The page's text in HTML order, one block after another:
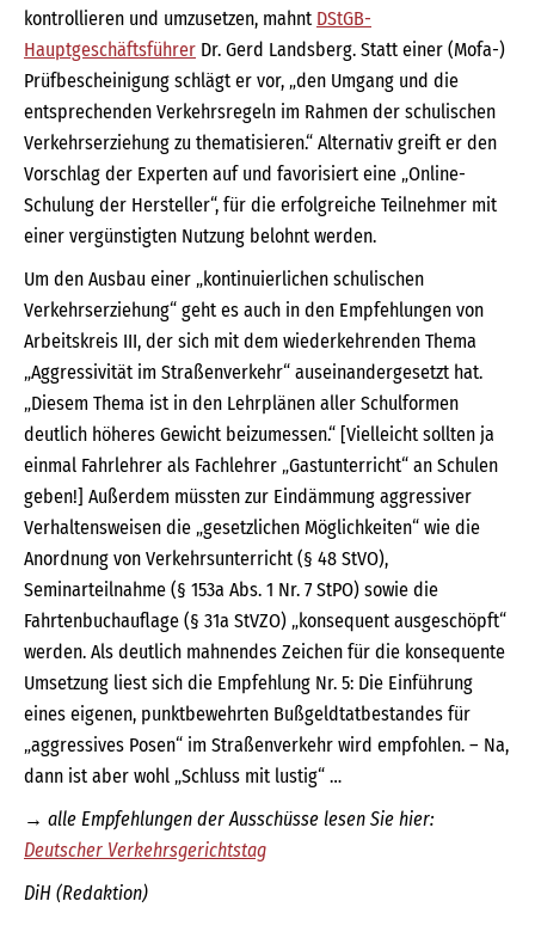
kontrollieren und umzusetzen, mahnt DStGB-
Hauptgeschäftsführer Dr. Gerd Landsberg. Statt einer (Mofa-)
Prüfbescheinigung schlägt er vor, „den Umgang und die
entsprechenden Verkehrsregeln im Rahmen der schulischen
Verkehrserziehung zu thematisieren.“ Alternativ greift er den
Vorschlag der Experten auf und favorisiert eine „Online-
Schulung der Hersteller“, für die erfolgreiche Teilnehmer mit
einer vergünstigten Nutzung belohnt werden.
Um den Ausbau einer „kontinuierlichen schulischen
Verkehrserziehung“ geht es auch in den Empfehlungen von
Arbeitskreis III, der sich mit dem wiederkehrenden Thema
„Aggressivität im Straßenverkehr“ auseinandergesetzt hat.
„Diesem Thema ist in den Lehrplänen aller Schulformen
deutlich höheres Gewicht beizumessen.“ [Vielleicht sollten ja
einmal Fahrlehrer als Fachlehrer „Gastunterricht“ an Schulen
geben!] Außerdem müssten zur Eindämmung aggressiver
Verhaltensweisen die „gesetzlichen Möglichkeiten“ wie die
Anordnung von Verkehrsunterricht (§ 48 StVO),
Seminarteilnahme (§ 153a Abs. 1 Nr. 7 StPO) sowie die
Fahrtenbuchauflage (§ 31a StVZO) „konsequent ausgeschöpft“
werden. Als deutlich mahnendes Zeichen für die konsequente
Umsetzung liest sich die Empfehlung Nr. 5: Die Einführung
eines eigenen, punktbewehrten Bußgeldtatbestandes für
„aggressives Posen“ im Straßenverkehr wird empfohlen. – Na,
dann ist aber wohl „Schluss mit lustig“ …
→ alle Empfehlungen der Ausschüsse lesen Sie hier:
Deutscher Verkehrsgerichtstag
DiH (Redaktion)